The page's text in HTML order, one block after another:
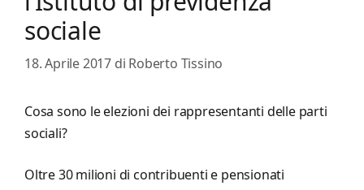
sociale
18. Aprile 2017 di Roberto Tissino
Cosa sono le elezioni dei rappresentanti delle parti
sociali?
Oltre 30 milioni di contribuenti e pensionati